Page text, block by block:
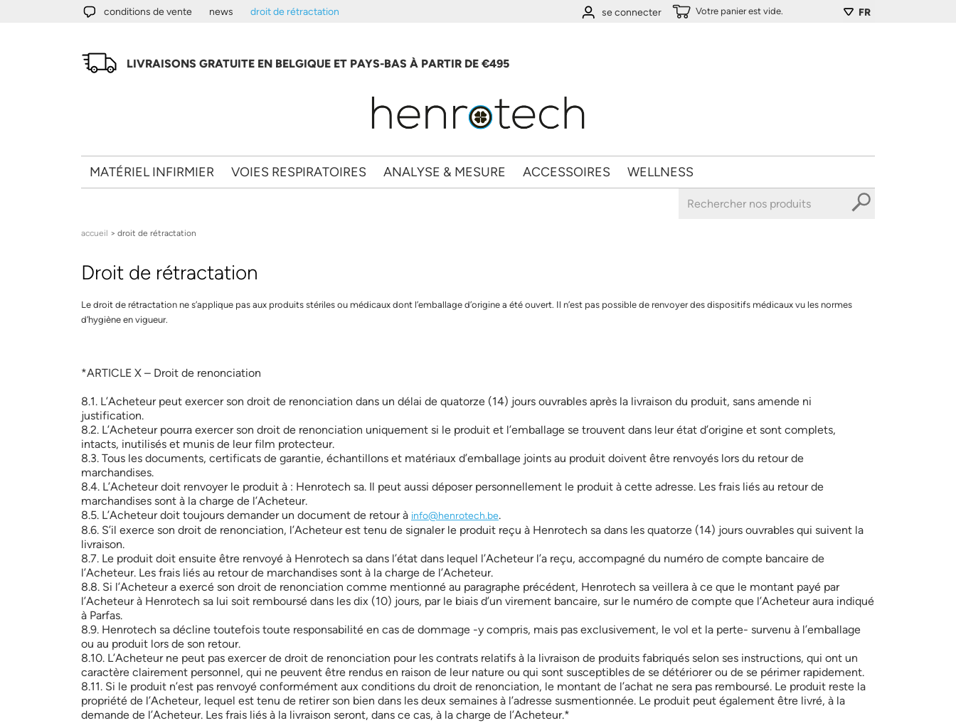
Aller au contenu principalconditions de vente news droit de rétractation FR
Votre panier est vide.
se connecter
LIVRAISONS GRATUITE EN BELGIQUE ET PAYS-BAS À PARTIR DE €495
MATÉRIEL INFIRMIER VOIES RESPIRATOIRES ANALYSE & MESURE ACCESSOIRES WELLNESS
Vous êtes ici
accueil > droit de rétractation
Droit de rétractation
Le droit de rétractation ne s’applique pas aux produits stériles ou médicaux dont l’emballage d’origine a été ouvert. Il n’est pas possible de renvoyer des dispositifs médicaux vu les normes
d’hygiène en vigueur.
*ARTICLE X – Droit de renonciation
8.1. L’Acheteur peut exercer son droit de renonciation dans un délai de quatorze (14) jours ouvrables après la livraison du produit, sans amende ni
justification.
8.2. L’Acheteur pourra exercer son droit de renonciation uniquement si le produit et l’emballage se trouvent dans leur état d’origine et sont complets,
intacts, inutilisés et munis de leur film protecteur.
8.3. Tous les documents, certificats de garantie, échantillons et matériaux d’emballage joints au produit doivent être renvoyés lors du retour de
marchandises.
8.4. L’Acheteur doit renvoyer le produit à : Henrotech sa. Il peut aussi déposer personnellement le produit à cette adresse. Les frais liés au retour de
marchandises sont à la charge de l’Acheteur.
8.5. L’Acheteur doit toujours demander un document de retour à info@henrotech.be.
8.6. S’il exerce son droit de renonciation, l’Acheteur est tenu de signaler le produit reçu à Henrotech sa dans les quatorze (14) jours ouvrables qui suivent la
livraison.
8.7. Le produit doit ensuite être renvoyé à Henrotech sa dans l’état dans lequel l’Acheteur l’a reçu, accompagné du numéro de compte bancaire de
l’Acheteur. Les frais liés au retour de marchandises sont à la charge de l’Acheteur.
8.8. Si l’Acheteur a exercé son droit de renonciation comme mentionné au paragraphe précédent, Henrotech sa veillera à ce que le montant payé par
l’Acheteur à Henrotech sa lui soit remboursé dans les dix (10) jours, par le biais d’un virement bancaire, sur le numéro de compte que l’Acheteur aura indiqué
à Parfas.
8.9. Henrotech sa décline toutefois toute responsabilité en cas de dommage -y compris, mais pas exclusivement, le vol et la perte- survenu à l’emballage
ou au produit lors de son retour.
8.10. L’Acheteur ne peut pas exercer de droit de renonciation pour les contrats relatifs à la livraison de produits fabriqués selon ses instructions, qui ont un
caractère clairement personnel, qui ne peuvent être rendus en raison de leur nature ou qui sont susceptibles de se détériorer ou de se périmer rapidement.
8.11. Si le produit n’est pas renvoyé conformément aux conditions du droit de renonciation, le montant de l’achat ne sera pas remboursé. Le produit reste la
propriété de l’Acheteur, lequel est tenu de retirer son bien dans les deux semaines à l’adresse susmentionnée. Le produit peut également être livré, à la
demande de l’Acheteur. Les frais liés à la livraison seront, dans ce cas, à la charge de l’Acheteur.*